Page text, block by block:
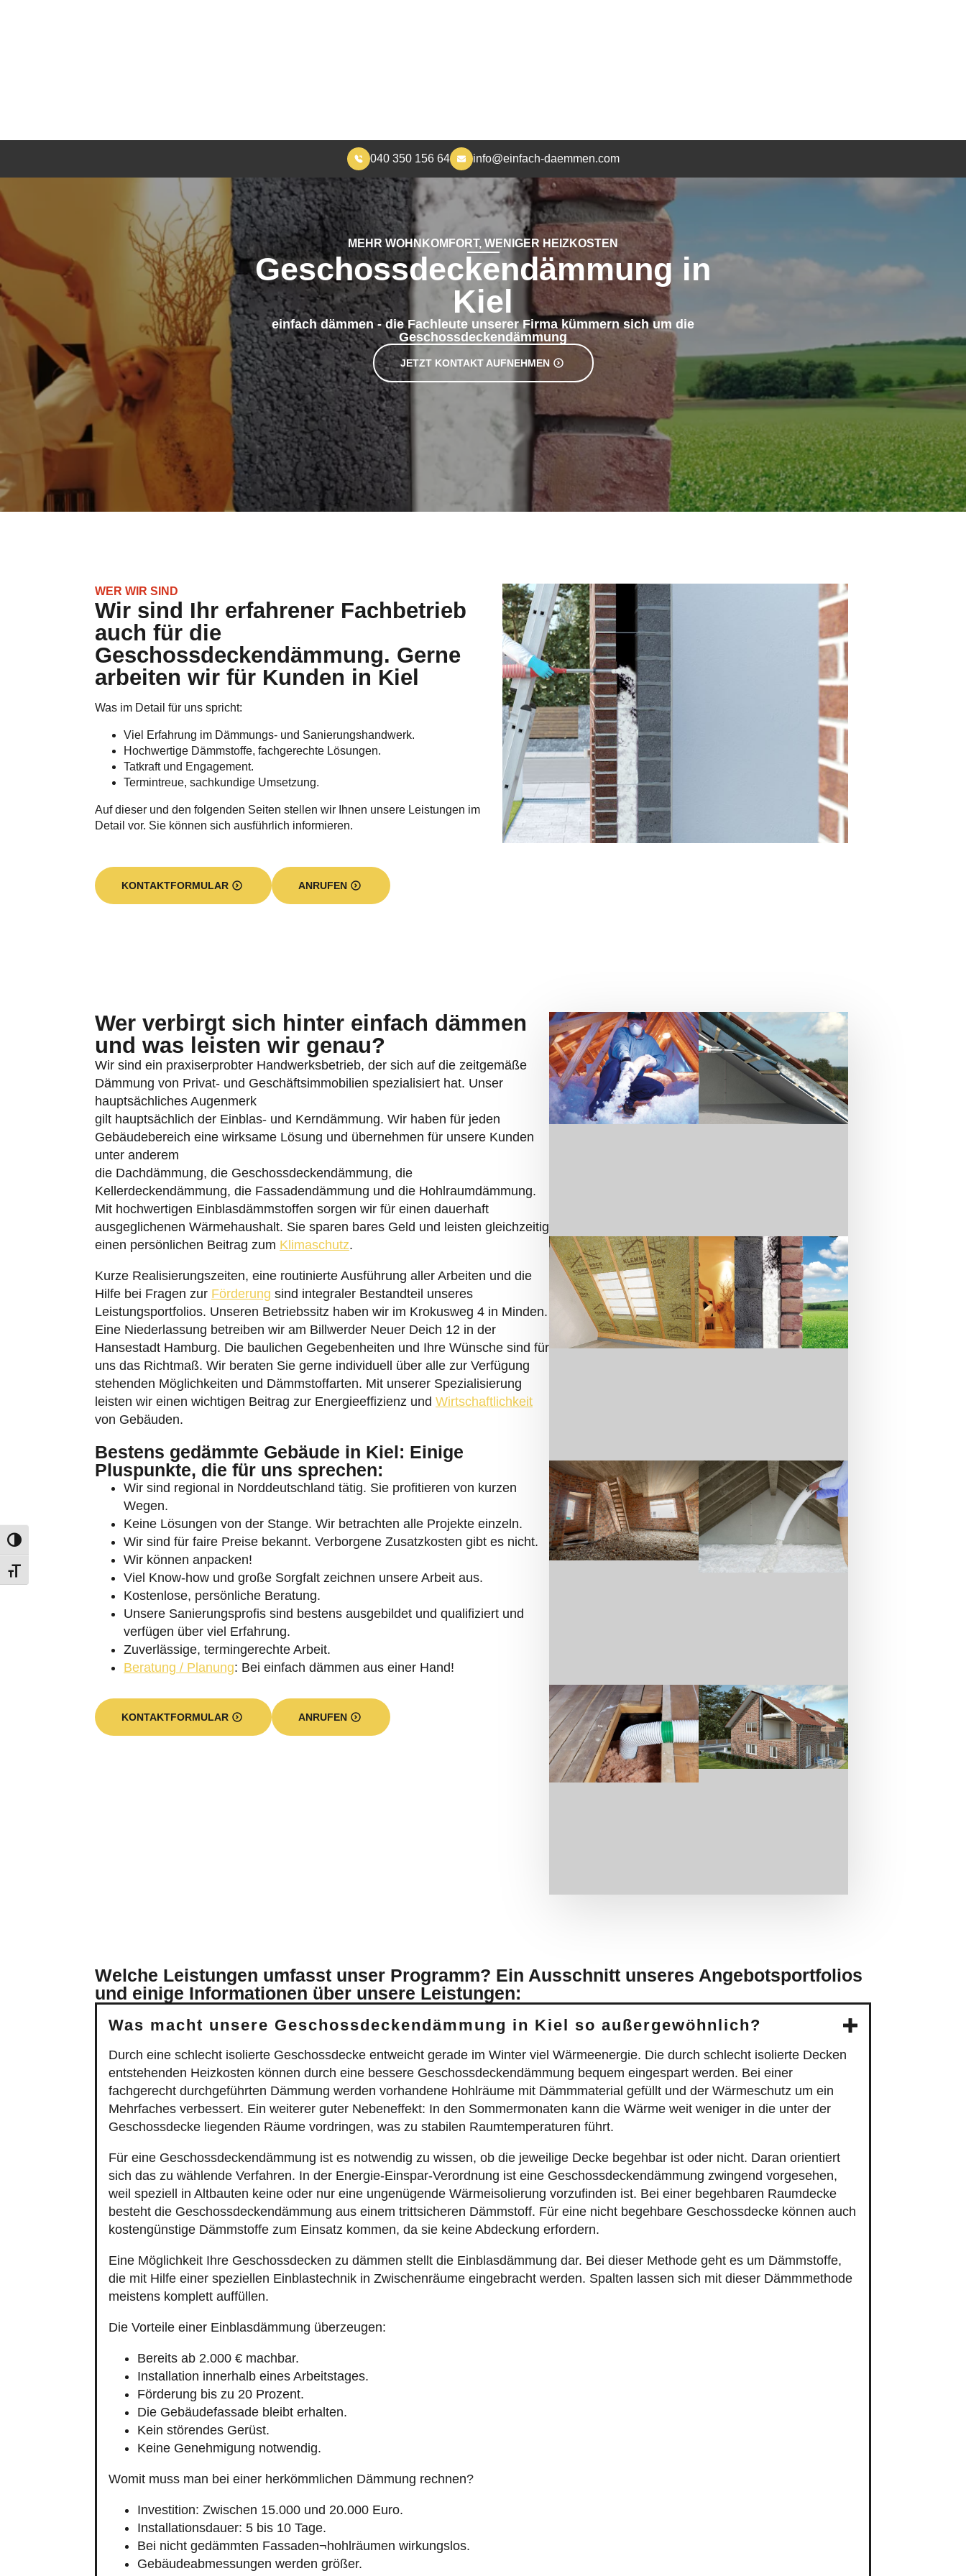
Umschalten auf hohe Kontraste
MEHR WOHNKOMFORT, WENIGER HEIZKOSTEN
Geschossdeckendämmung in
Kiel
einfach dämmen - die Fachleute unserer Firma kümmern sich um die
Geschossdeckendämmung
JETZT KONTAKT AUFNEHMEN
Wir sind Ihr erfahrener Fachbetrieb
auch für die
Geschossdeckendämmung. Gerne
arbeiten wir für Kunden in Kiel
Was im Detail für uns spricht:
Viel Erfahrung im Dämmungs- und Sanierungshandwerk.
Tatkraft und Engagement.
Termintreue, sachkundige Umsetzung.
Auf dieser und den folgenden Seiten stellen wir Ihnen unsere Leistungen im
und was leisten wir genau?
Wir sind ein praxiserprobter Handwerksbetrieb, der sich auf die zeitgemäße
Dämmung von Privat- und Geschäftsimmobilien spezialisiert hat. Unser
hauptsächliches Augenmerk
gilt hauptsächlich der Einblas- und Kerndämmung. Wir haben für jeden
Gebäudebereich eine wirksame Lösung und übernehmen für unsere Kunden
unter anderem
die Dachdämmung, die Geschossdeckendämmung, die
Kellerdeckendämmung, die Fassadendämmung und die Hohlraumdämmung.
Mit hochwertigen Einblasdämmstoffen sorgen wir für einen dauerhaft
ausgeglichenen Wärmehaushalt. Sie sparen bares Geld und leisten gleichzeitig
einen persönlichen Beitrag zum Klimaschutz
Kurze Realisierungszeiten, eine routinierte Ausführung aller Arbeiten und die
Hilfe bei Fragen zur
Förderung
sind integraler Bestandteil unseres
Leistungsportfolios. Unseren Betriebssitz haben wir im Krokusweg 4 in Minden.
Eine Niederlassung betreiben wir am Billwerder Neuer Deich 12 in der
Hansestadt Hamburg. Die baulichen Gegebenheiten und Ihre Wünsche sind für
uns das Richtmaß. Wir beraten Sie gerne individuell über alle zur Verfügung
stehenden Möglichkeiten und Dämmstoffarten. Mit unserer Spezialisierung
leisten wir einen wichtigen Beitrag zur Energieeffizienz undWirtschaftlichkeit
von Gebäuden.
Bestens gedämmte Gebäude in Kiel: Einige
Pluspunkte, die für uns sprechen:
Wir sind regional in Norddeutschland tätig. Sie profitieren von kurzen
Wegen.
Keine Lösungen von der Stange. Wir betrachten alle Projekte einzeln.
Wir sind für faire Preise bekannt. Verborgene Zusatzkosten gibt es nicht.
Wir können anpacken!
Viel Know-how und große Sorgfalt zeichnen unsere Arbeit aus.
Kostenlose, persönliche Beratung.
Unsere Sanierungsprofis sind bestens ausgebildet und qualifiziert und
verfügen über viel Erfahrung.
Zuverlässige, termingerechte Arbeit.
Beratung / Planung
: Bei einfach dämmen aus einer Hand!
und einige Informationen über unsere Leistungen:
Was macht unsere Geschossdeckendämmung in Kiel so außergewöhnlich?
Durch eine schlecht isolierte Geschossdecke entweicht gerade im Winter viel Wärmeenergie. Die durch schlecht isolierte Decken
entstehenden Heizkosten können durch eine bessere Geschossdeckendämmung bequem eingespart werden. Bei einer
fachgerecht durchgeführten Dämmung werden vorhandene Hohlräume mit Dämmmaterial gefüllt und der Wärmeschutz um ein
Mehrfaches verbessert. Ein weiterer guter Nebeneffekt: In den Sommermonaten kann die Wärme weit weniger in die unter der
Geschossdecke liegenden Räume vordringen, was zu stabilen Raumtemperaturen führt.
Für eine Geschossdeckendämmung ist es notwendig zu wissen, ob die jeweilige Decke begehbar ist oder nicht. Daran orientiert
sich das zu wählende Verfahren. In der Energie-Einspar-Verordnung ist eine Geschossdeckendämmung zwingend vorgesehen,
weil speziell in Altbauten keine oder nur eine ungenügende Wärmeisolierung vorzufinden ist. Bei einer begehbaren Raumdecke
besteht die Geschossdeckendämmung aus einem trittsicheren Dämmstoff. Für eine nicht begehbare Geschossdecke können auch
kostengünstige Dämmstoffe zum Einsatz kommen, da sie keine Abdeckung erfordern.
Eine Möglichkeit Ihre Geschossdecken zu dämmen stellt die Einblasdämmung dar. Bei dieser Methode geht es um Dämmstoffe,
die mit Hilfe einer speziellen Einblastechnik in Zwischenräume eingebracht werden. Spalten lassen sich mit dieser Dämmmethode
meistens komplett auffüllen.
Die Vorteile einer Einblasdämmung überzeugen:
Bereits ab 2.000 € machbar.
Installation innerhalb eines Arbeitstages.
Förderung bis zu 20 Prozent.
Die Gebäudefassade bleibt erhalten.
Kein störendes Gerüst.
Keine Genehmigung notwendig.
Womit muss man bei einer herkömmlichen Dämmung rechnen?
Investition: Zwischen 15.000 und 20.000 Euro.
Installationsdauer: 5 bis 10 Tage.
Bei nicht gedämmten Fassaden¬hohlräumen wirkungslos.
Gebäudeabmessungen werden größer.
Verklinkerte Fassaden werden verdeckt.